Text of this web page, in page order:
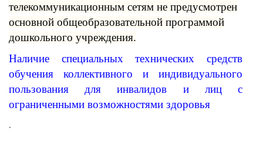
телекоммуникационным сетям не предусмотрен
основной общеобразовательной программой
дошкольного учреждения.
Наличие специальных технических средств
обучения коллективного и индивидуального
пользования для инвалидов и лиц с
ограниченными возможностями здоровья
.